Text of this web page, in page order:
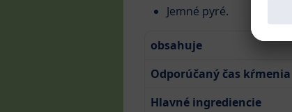
Jemné pyré.
obsahuje
Odporúčaný čas kŕmenia
Hlavné ingrediencie